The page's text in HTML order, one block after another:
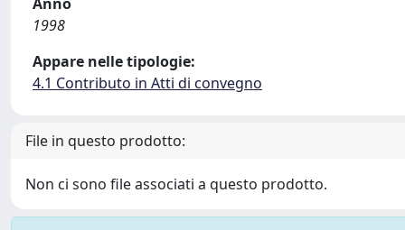
1998
Appare nelle tipologie:
4.1 Contributo in Atti di convegno
File in questo prodotto:
Non ci sono file associati a questo prodotto.